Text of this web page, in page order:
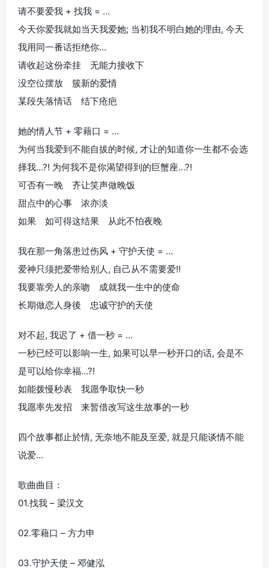
请不要爱我 + 找我 = …
今天你爱我就如当天我爱她; 当初我不明白她的理由, 今天
我用同一番话拒绝你…
请收起这份牵挂 无能力接收下
没空位摆放 簇新的爱情
某段失落情话 结下疮疤
她的情人节 + 零藉口 = …
为何当我爱到不能自拔的时候, 才让的知道你一生都不会选
择我…?! 为何我不是你渴望得到的巨蟹座…?!
可否有一晚 齐让笑声做晚饭
甜点中的心事 浓亦淡
如果 如可得这结果 从此不怕夜晚
我在那一角落患过伤风 + 守护天使 = …
爱神只须把爱带给别人, 自己从不需要爱!!
我要靠旁人的亲吻 成就我一生中的使命
长期做恋人身後 忠诚守护的天使
对不起, 我迟了 + 借一秒 = …
一秒已经可以影响一生, 如果可以早一秒开口的话, 会是不
是可以给你幸福…?!
如能拨慢秒表 我愿争取快一秒
我愿率先发招 来暂借改写这生故事的一秒
四个故事都止於情, 无奈地不能及至爱, 就是只能谈情不能
说爱…
歌曲曲目：
01.找我 – 梁汉文
02.零藉口 – 方力申
03.守护天使 – 邓健泓